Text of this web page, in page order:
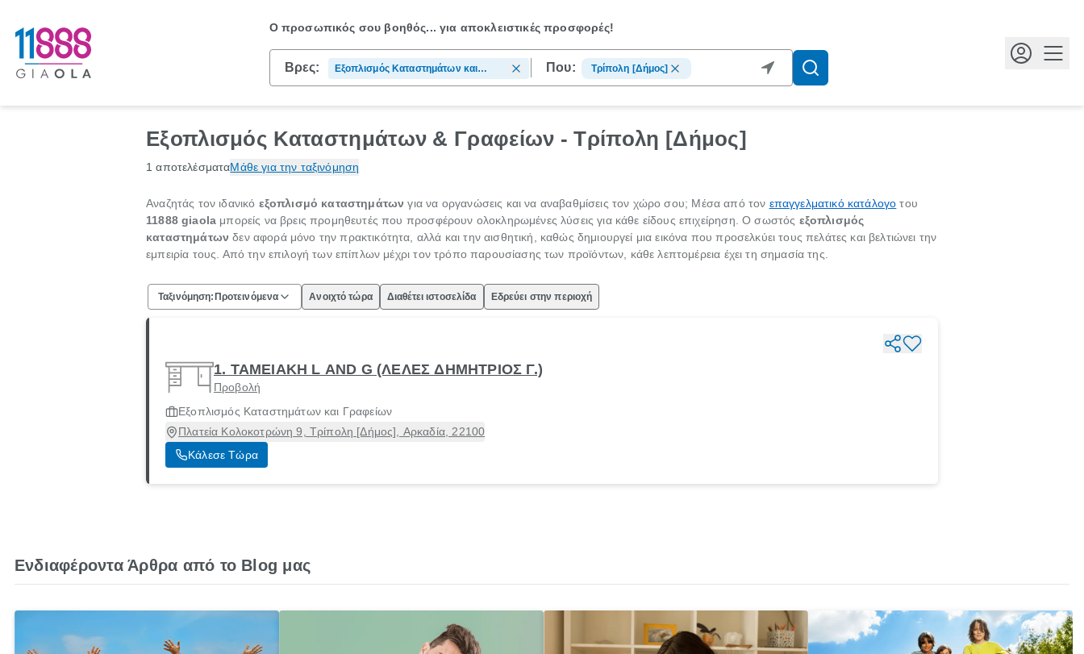
Ο προσωπικός σου βοηθός...για αποκλειστικές προσφορές!
Βρες:
Εξοπλισμός Καταστημάτων και
Γραφείων
Που: Τρίπολη [Δήμος]
Εξοπλισμός Καταστημάτων & Γραφείων - Τρίπολη [Δήμος]
1 αποτελέσματαΜάθε για την ταξινόμηση
Αναζητάς τον ιδανικό εξοπλισμό καταστημάτων για να οργανώσεις και να αναβαθμίσεις τον χώρο σου; Μέσα από τον επαγγελματικό κατάλογο του
11888 giaola μπορείς να βρεις προμηθευτές που προσφέρουν ολοκληρωμένες λύσεις για κάθε είδους επιχείρηση. Ο σωστός εξοπλισμός
καταστημάτων δεν αφορά μόνο την πρακτικότητα, αλλά και την αισθητική, καθώς δημιουργεί μια εικόνα που προσελκύει τους πελάτες και βελτιώνει την
εμπειρία τους. Από την επιλογή των επίπλων μέχρι τον τρόπο παρουσίασης των προϊόντων, κάθε λεπτομέρεια έχει τη σημασία της.
Ταξινόμηση: Προτεινόμενα Ανοιχτό τώρα Διαθέτει ιστοσελίδα Εδρεύει στην περιοχή
1. ΤΑΜΕΙΑΚΗ L AND G (ΛΕΛΕΣ ΔΗΜΗΤΡΙΟΣ Γ.)
Προβολή
Εξοπλισμός Καταστημάτων και Γραφείων
Πλατεία Κολοκοτρώνη 9, Τρίπολη [Δήμος], Αρκαδία, 22100
Κάλεσε Τώρα
Ενδιαφέροντα Άρθρα από το Blog μας